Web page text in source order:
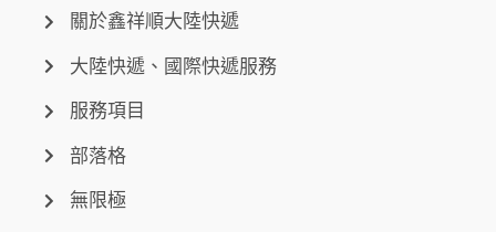
關於鑫祥順大陸快遞
大陸快遞、國際快遞服務
服務項目
部落格
無限極